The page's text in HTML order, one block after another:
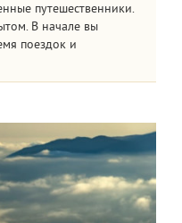
путешественники.
В начале вы
поездок и